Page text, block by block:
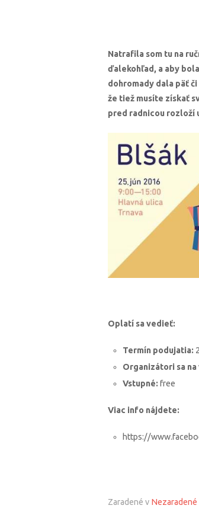
Natrafila som tu na
ďalekohľad, a aby
dohromady dala päť
že tiež musíte získať
pred radnicou rozloží
Oplatí sa vedieť:
Termín podujatia:
Organizátori sa na
Vstupné: free
Viac info nájdete:
https://
Zaradené v Nezaradené